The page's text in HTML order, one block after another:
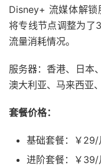
Disney+ 流媒体解
将专线节点调整为了
流量消耗情况。
服务器：香港、日本
澳大利亚、马来西亚
套餐价格：
基础套餐：￥29/
进阶套餐：￥39/